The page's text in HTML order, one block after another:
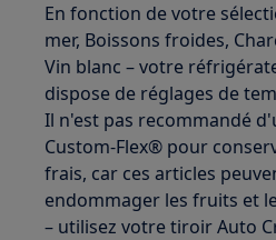
En fonction de votre
mer, Boissons froides,
Vin blanc – votre
dispose de réglages de
Il n'est pas recommandé
Custom-Flex® pour
frais, car ces articles
endommager les fruits et
– utilisez votre tiroir Auto